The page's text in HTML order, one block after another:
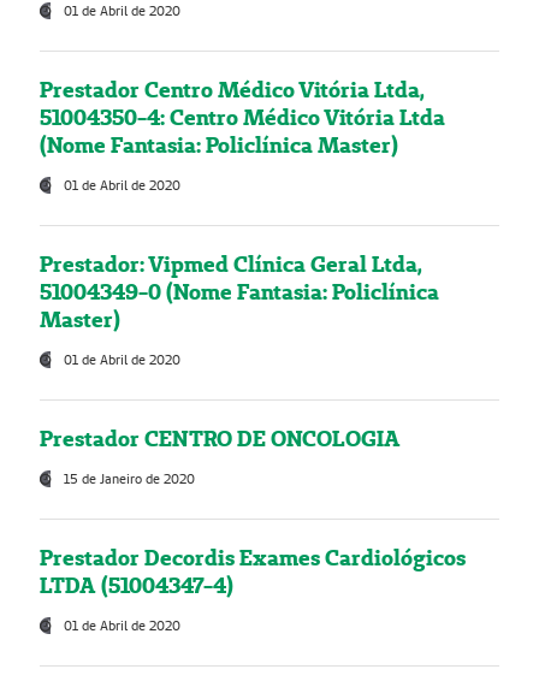
01 de Abril de 2020
Prestador Centro Médico Vitória Ltda,
51004350-4: Centro Médico Vitória Ltda
(Nome Fantasia: Policlínica Master)
01 de Abril de 2020
Prestador: Vipmed Clínica Geral Ltda,
51004349-0 (Nome Fantasia: Policlínica
Master)
01 de Abril de 2020
Prestador CENTRO DE ONCOLOGIA
15 de Janeiro de 2020
Prestador Decordis Exames Cardiológicos
LTDA (51004347-4)
01 de Abril de 2020